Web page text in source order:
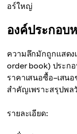
อร์ใหญ่
องค์ประกอบ
ความลึกมักถูกแสดง
order book) ประก
ราคาเสนอซื้อ–เสน
สำคัญเพราะสรุปพล
รายละเอียด: